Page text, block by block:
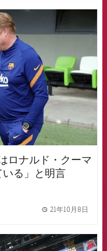
badge
ロナルド・クーマ
る」と明言
21年10月8日
badge